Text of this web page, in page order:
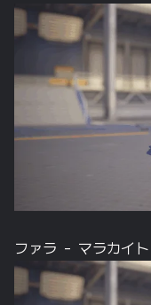
ファラ – マラカイト